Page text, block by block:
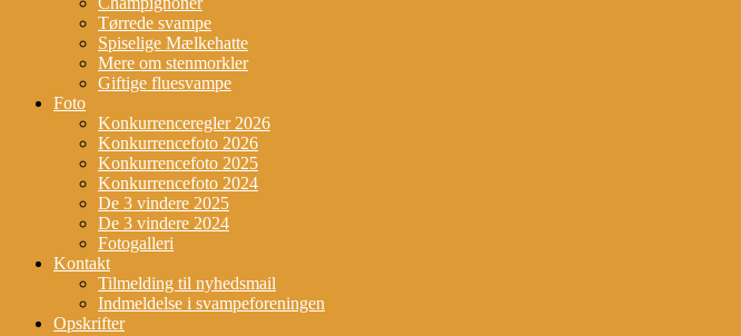
Tørrede svampe
Spiselige Mælkehatte
Mere om stenmorkler
Giftige fluesvampe
Foto
Konkurrenceregler 2026
Konkurrencefoto 2026
Konkurrencefoto 2025
Konkurrencefoto 2024
De 3 vindere 2025
De 3 vindere 2024
Fotogalleri
Kontakt
Tilmelding til nyhedsmail
Indmeldelse i svampeforeningen
Opskrifter